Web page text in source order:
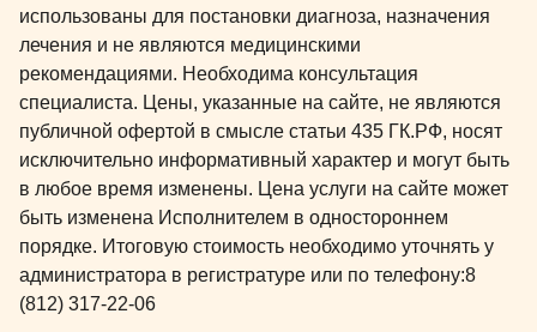
использованы для постановки диагноза, назначения
лечения и не являются медицинскими
рекомендациями. Необходима консультация
специалиста. Цены, указанные на сайте, не являются
публичной офертой в смысле статьи 435 ГК.РФ, носят
исключительно информативный характер и могут быть
в любое время изменены. Цена услуги на сайте может
быть изменена Исполнителем в одностороннем
порядке. Итоговую стоимость необходимо уточнять у
администратора в регистратуре или по телефону:8
(812) 317-22-06